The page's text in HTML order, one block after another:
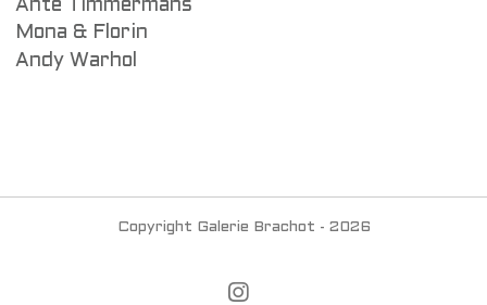
Ante Timmermans
Mona & Florin
Andy Warhol
Copyright Galerie Brachot - 2026